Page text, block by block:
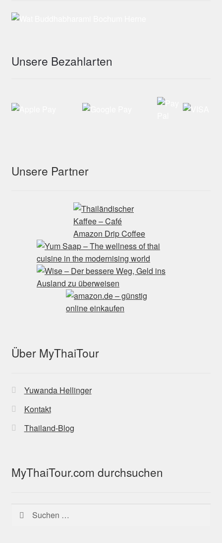
Unsere Bezahlarten
Unsere Partner
Über MyThaiTour
Yuwanda Hellinger
Kontakt
Thailand-Blog
MyThaiTour.com durchsuchen
Suchen
nach: